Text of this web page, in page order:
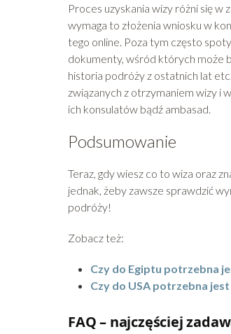
Proces uzyskania wizy różni się w
wymaga to złożenia wniosku w
tego online. Poza tym często
dokumenty, wśród których może
historia podróży z ostatnich lat
związanych z otrzymaniem wizy i
ich konsulatów bądź ambasad.
Podsumowanie
Teraz, gdy wiesz co to wiza oraz
jednak, żeby zawsze sprawdzić
podróży!
Zobacz też:
Czy do Egiptu potrzebna
Czy do USA potrzebna
FAQ – najczęściej